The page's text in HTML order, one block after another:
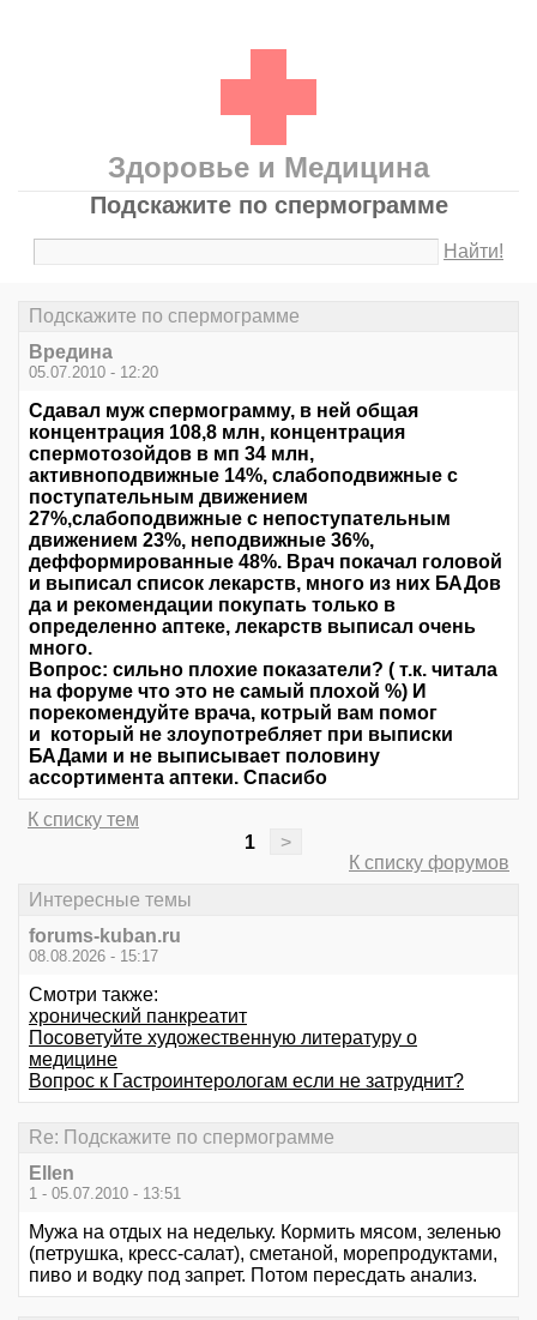
Здоровье и Медицина
Подскажите по спермограмме
Найти!
Подскажите по спермограмме
Вредина
05.07.2010 - 12:20
Сдавал муж спермограмму, в ней общая
концентрация 108,8 млн, концентрация
спермотозойдов в мп 34 млн,
активноподвижные 14%, слабоподвижные с
поступательным движением
27%,слабоподвижные с непоступательным
движением 23%, неподвижные 36%,
дефформированные 48%. Врач покачал головой
и выписал список лекарств, много из них БАДов
да и рекомендации покупать только в
определенно аптеке, лекарств выписал очень
много.
Вопрос: сильно плохие показатели? ( т.к. читала
на форуме что это не самый плохой %) И
порекомендуйте врача, котрый вам помог
и который не злоупотребляет при выписки
БАДами и не выписывает половину
ассортимента аптеки. Спасибо
К списку тем
1
>
К списку форумов
Интересные темы
forums-kuban.ru
08.08.2026 - 15:17
Смотри также:
хронический панкреатит
Посоветуйте художественную литературу о
медицине
Вопрос к Гастроинтерологам если не затруднит?
Re: Подскажите по спермограмме
Ellen
1 - 05.07.2010 - 13:51
Мужа на отдых на недельку. Кормить мясом, зеленью
(петрушка, кресс-салат), сметаной, морепродуктами,
пиво и водку под запрет. Потом пересдать анализ.